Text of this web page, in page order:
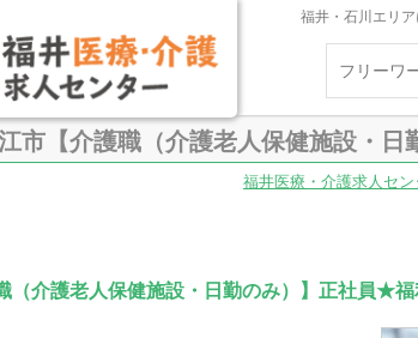
福井・石川エリ
市【介護職（介護老人保健施設・
福井医療・介護求人セン
（介護老人保健施設・日勤のみ）】正社員★